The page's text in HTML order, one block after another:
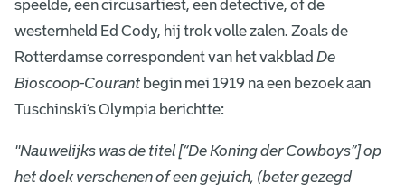
r
m
a
V
e
p
speelde, een circusartiest, een detective, of de
westernheld Ed Cody, hij trok volle zalen. Zoals de
Rotterdamse correspondent van het vakblad De
Bioscoop-Courant begin mei 1919 na een bezoek aan
Tuschinski’s Olympia berichtte:
''Nauwelijks was de titel [“De Koning der Cowboys”] op
het doek verschenen of een gejuich, (beter gezegd